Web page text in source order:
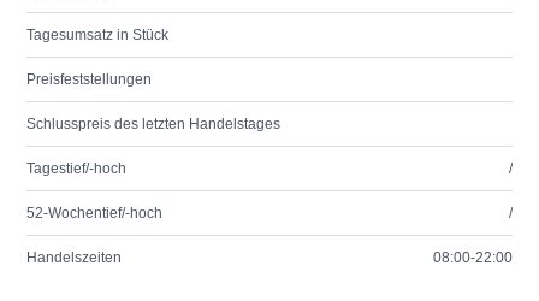
Tagesumsatz in Stück
Preisfeststellungen
Schlusspreis des letzten Handelstages
Tagestief/-hoch /
52-Wochentief/-hoch /
Handelszeiten 08:00-22:00